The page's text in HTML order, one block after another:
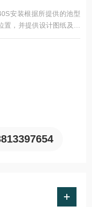
安装根据所提供的池型
，并提供设计图纸及性
拌机推力检测报告。潜水
，以防发生沉淀。潜水搅
进行水平角度和垂直方